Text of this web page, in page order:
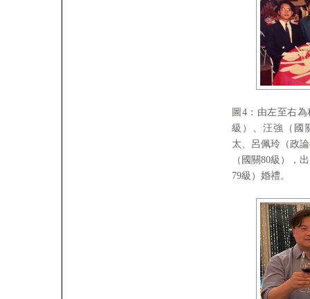
圖4：由左至右
級）、汪強（國
太、呂佩玲（政
（國關80級），
79級）婚禮。